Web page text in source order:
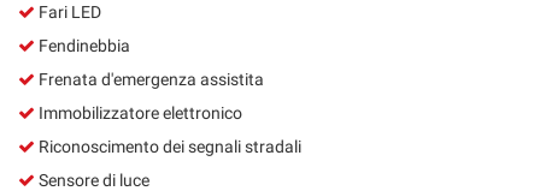
Fari LED
Fendinebbia
Frenata d'emergenza assistita
Immobilizzatore elettronico
Riconoscimento dei segnali stradali
Sensore di luce